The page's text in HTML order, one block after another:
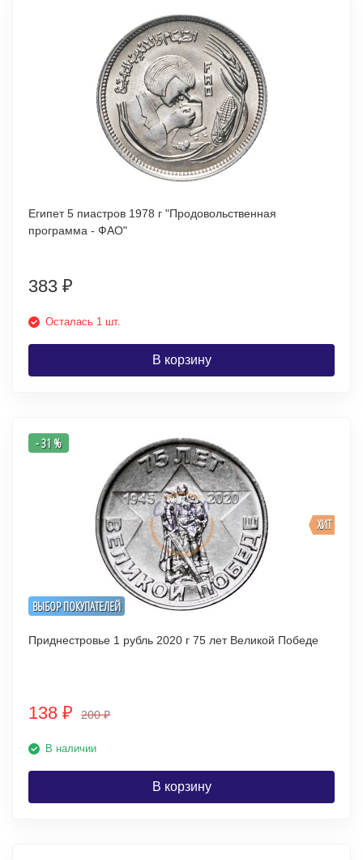
Египет 5 пиастров 1978 г "Продовольственная
программа - ФАО"
383 ₽
Осталась 1 шт.
В корзину
ВЫБОР ПОКУПАТЕЛЕЙ
ХИТ
- 31 %
Приднестровье 1 рубль 2020 г 75 лет Великой Победе
138 ₽ 200₽
В наличии
В корзину